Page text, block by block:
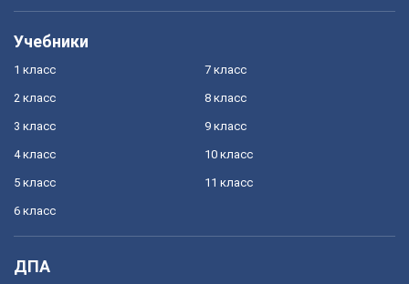
Учебники
1 класс
2 класс
3 класс
4 класс
5 класс
6 класс
7 класс
8 класс
9 класс
10 класс
11 класс
ДПА